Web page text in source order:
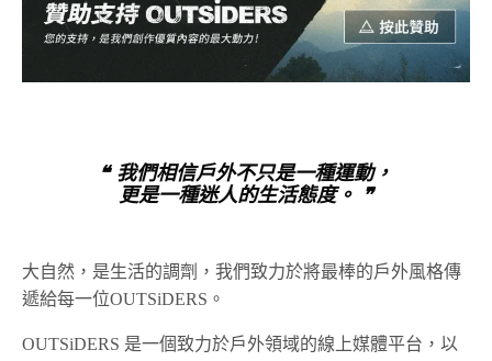
❝ 我們相信戶外不只是一種運動，
更是一種迷人的生活態度。 ❞
大自然，是生活的調劑，我們致力於將最棒的戶外風格傳
遞給每一位OUTSiDERS。
OUTSiDERS 是一個致力於戶外領域的線上媒體平台，以